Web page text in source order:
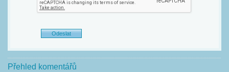
Přehled komentářů